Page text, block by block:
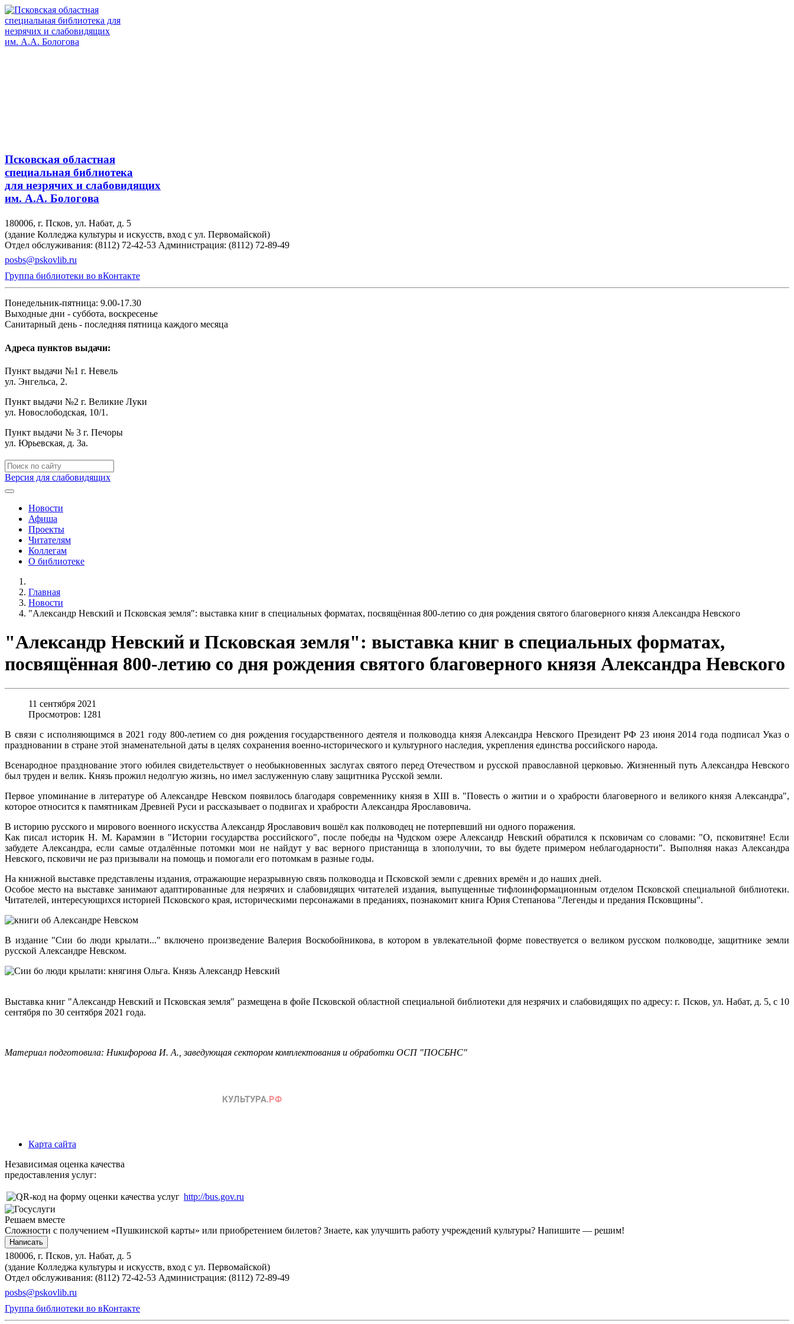
Псковская областная
специальная библиотека
для незрячих и слабовидящих
им. А.А. Бологова
180006, г. Псков, ул. Набат, д. 5
(здание Колледжа культуры и искусств, вход с ул. Первомайской)
Отдел обслуживания: (8112) 72-42-53 Администрация: (8112) 72-89-49
posbs@pskovlib.ru
Группа библиотеки во вКонтакте
Понедельник-пятница: 9.00-17.30
Выходные дни - суббота, воскресенье
Санитарный день - последняя пятница каждого месяца
Адреса пунктов выдачи:
Пункт выдачи №1 г. Невель
ул. Энгельса, 2.
Пункт выдачи №2 г. Великие Луки
ул. Новослободская, 10/1.
Пункт выдачи № 3 г. Печоры
ул. Юрьевская, д. 3а.
Версия для слабовидящих
Новости
Афиша
Проекты
Читателям
Коллегам
О библиотеке
Главная
Новости
"Александр Невский и Псковская земля": выставка книг в специальных форматах, посвящённая 800-летию со дня рождения святого благоверного князя Александра Невского
"Александр Невский и Псковская земля": выставка книг в специальных форматах,
посвящённая 800-летию со дня рождения святого благоверного князя Александра Невского
11 сентября 2021
Просмотров: 1281
В связи с исполняющимся в 2021 году 800-летием со дня рождения государственного деятеля и полководца князя Александра Невского Президент РФ 23 июня 2014 года подписал Указ о
праздновании в стране этой знаменательной даты в целях сохранения военно-исторического и культурного наследия, укрепления единства российского народа.
Всенародное празднование этого юбилея свидетельствует о необыкновенных заслугах святого перед Отечеством и русской православной церковью. Жизненный путь Александра Невского
был труден и велик. Князь прожил недолгую жизнь, но имел заслуженную славу защитника Русской земли.
Первое упоминание в литературе об Александре Невском появилось благодаря современнику князя в ХIII в. "Повесть о житии и о храбрости благоверного и великого князя Александра",
которое относится к памятникам Древней Руси и рассказывает о подвигах и храбрости Александра Ярославовича.
В историю русского и мирового военного искусства Александр Ярославович вошёл как полководец не потерпевший ни одного поражения.
Как писал историк Н. М. Карамзин в "Истории государства российского", после победы на Чудском озере Александр Невский обратился к псковичам со словами: "О, псковитяне! Если
забудете Александра, если самые отдалённые потомки мои не найдут у вас верного пристанища в злополучии, то вы будете примером неблагодарности". Выполняя наказ Александра
Невского, псковичи не раз призывали на помощь и помогали его потомкам в разные годы.
На книжной выставке представлены издания, отражающие неразрывную связь полководца и Псковской земли с древних времён и до наших дней.
Особое место на выставке занимают адаптированные для незрячих и слабовидящих читателей издания, выпущенные тифлоинформационным отделом Псковской специальной библиотеки.
Читателей, интересующихся историей Псковского края, историческими персонажами в преданиях, познакомит книга Юрия Степанова "Легенды и предания Псковщины".
В издание "Сии бо люди крылати..." включено произведение Валерия Воскобойникова, в котором в увлекательной форме повествуется о великом русском полководце, защитнике земли
русской Александре Невском.
Выставка книг "Александр Невский и Псковская земля" размещена в фойе Псковской областной специальной библиотеки для незрячих и слабовидящих по адресу: г. Псков, ул. Набат, д. 5, с 10
сентября по 30 сентября 2021 года.
Материал подготовила: Никифорова И. А., заведующая сектором комплектования и обработки ОСП "ПОСБНС"
Карта сайта
Независимая оценка качества
предоставления услуг:
http://bus.gov.ru
Решаем вместе
Сложности с получением «Пушкинской карты» или приобретением билетов? Знаете, как улучшить работу учреждений культуры? Напишите — решим!
Написать
180006, г. Псков, ул. Набат, д. 5
(здание Колледжа культуры и искусств, вход с ул. Первомайской)
Отдел обслуживания: (8112) 72-42-53 Администрация: (8112) 72-89-49
posbs@pskovlib.ru
Группа библиотеки во вКонтакте